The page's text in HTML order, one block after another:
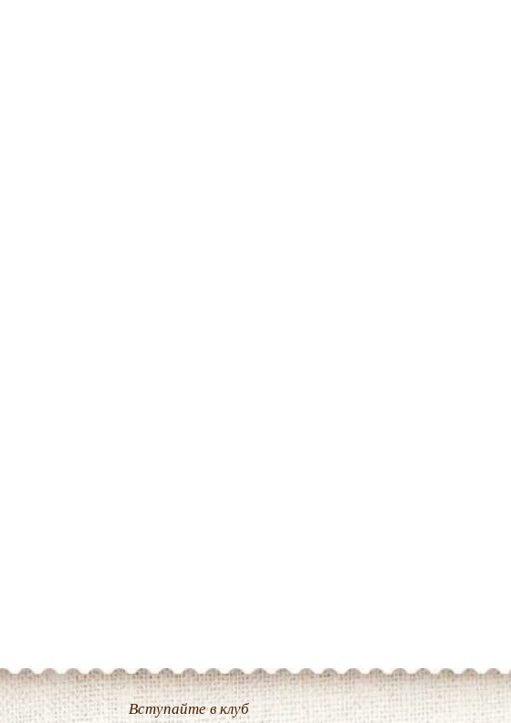
Вступайте в клуб